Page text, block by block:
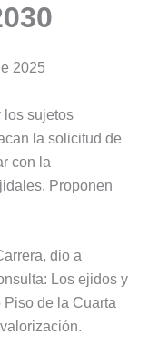
2025
los sujetos
la solicitud de
con la
Proponen
dio a
Los ejidos y
de la Cuarta